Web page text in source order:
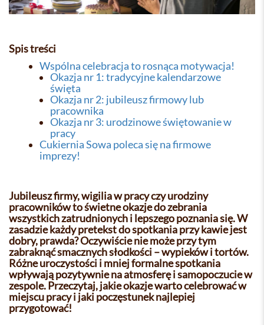
Spis treści
Wspólna celebracja to rosnąca motywacja!
Okazja nr 1: tradycyjne kalendarzowe
święta
Okazja nr 2: jubileusz firmowy lub
pracownika
Okazja nr 3: urodzinowe świętowanie w
pracy
Cukiernia Sowa poleca się na firmowe
imprezy!
Jubileusz firmy, wigilia w pracy czy urodziny
pracowników to świetne okazje do zebrania
wszystkich zatrudnionych i lepszego poznania się. W
zasadzie każdy pretekst do spotkania przy kawie jest
dobry, prawda? Oczywiście nie może przy tym
zabraknąć smacznych słodkości – wypieków i tortów.
Różne uroczystości i mniej formalne spotkania
wpływają pozytywnie na atmosferę i samopoczucie w
zespole. Przeczytaj, jakie okazje warto celebrować w
miejscu pracy i jaki poczęstunek najlepiej
przygotować!